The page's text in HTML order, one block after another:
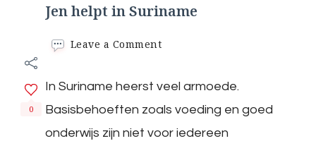
Jen helpt in Suriname
Leave a Commenton
in
Suriname
0
In Suriname heerst veel armoede.
Basisbehoeften zoals voeding en goed
onderwijs zijn niet voor iedereen